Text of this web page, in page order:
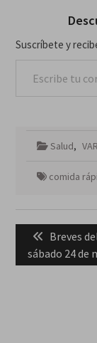
Suscríbete y
Salud,
comida
Navegación
entradas
Previous
post:
Breves
sábado 24 de